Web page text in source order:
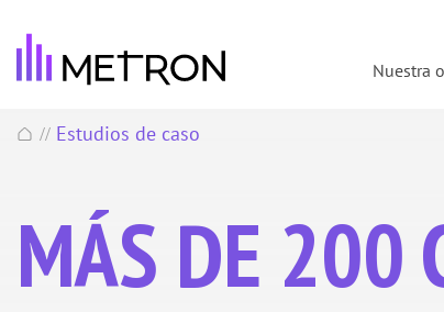
Nuestra
// Estudios de caso
MÁS DE 200